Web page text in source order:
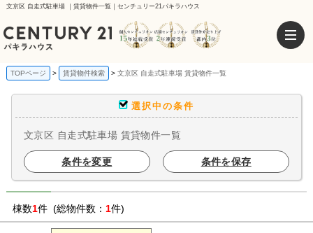
文京区 自走式駐車場 ｜賃貸物件一覧｜センチュリー21パキラハウス
TOPページ 賃貸物件検索 文京区 自走式駐車場 賃貸物件一覧
選択中の条件
文京区 自走式駐車場 賃貸物件一覧
条件を変更 条件を保存
棟数1件 (総物件数： 1件)